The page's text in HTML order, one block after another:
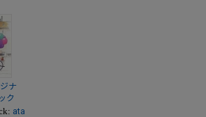
ナ
ク
ata